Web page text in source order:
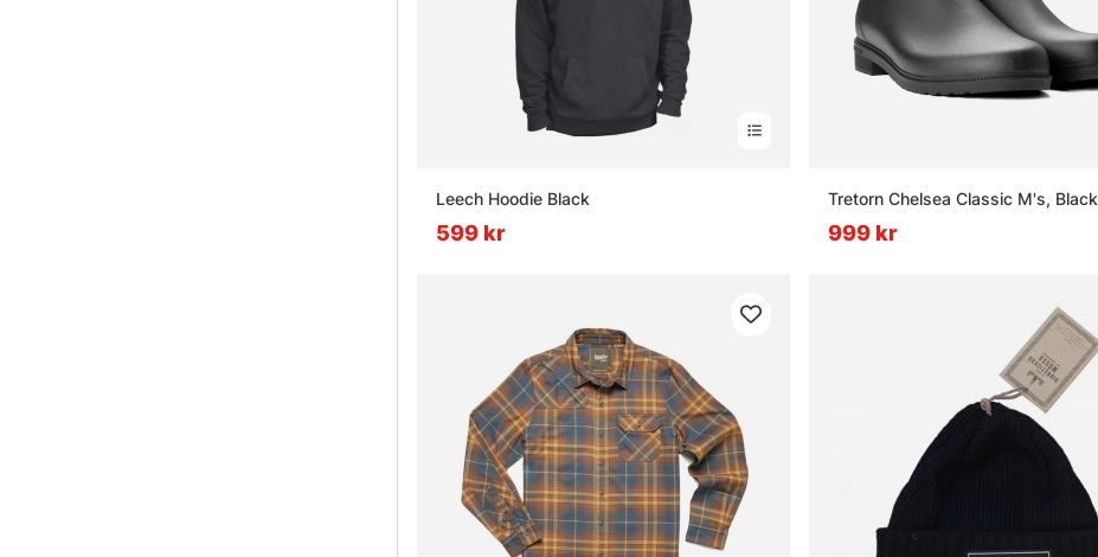
Leech Hoodie Black
599 kr
Tretorn Chelsea Classic M's, Black
999 kr